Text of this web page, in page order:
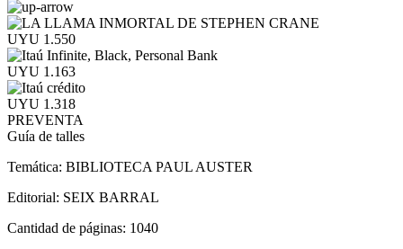
UYU 1.550
UYU 1.163
UYU 1.318
PREVENTA
Guía de talles
Temática: BIBLIOTECA PAUL AUSTER
Editorial: SEIX BARRAL
Cantidad de páginas: 1040